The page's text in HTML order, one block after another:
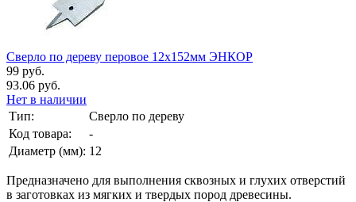
Сверло по дереву перовое 12х152мм ЭНКОР
99 руб.
93.06 руб.
Нет в наличии
Тип:
Сверло по дереву
Код товара:
-
Диаметр (мм): 12
Предназначено для выполнения сквозных и глухих отверстий
в заготовках из мягких и твердых пород древесины.